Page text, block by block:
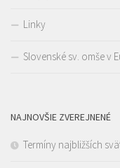
Linky
Slovenské sv. omše v
NAJNOVŠIE ZVEREJNENÉ
Termíny najbližších